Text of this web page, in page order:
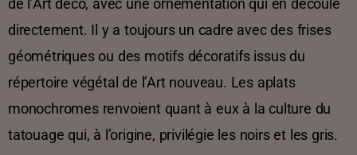
de l’Art déco, avec une ornementation qui en découle
directement. Il y a toujours un cadre avec des frises
géométriques ou des motifs décoratifs issus du
répertoire végétal de l’Art nouveau. Les aplats
monochromes renvoient quant à eux à la culture du
tatouage qui, à l’origine, privilégie les noirs et les gris.